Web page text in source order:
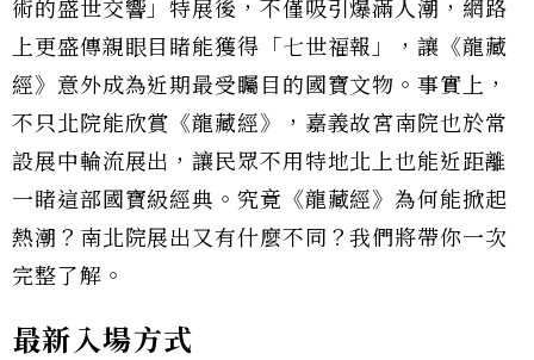
術的盛世交響」特展後，不僅吸引爆滿人潮，網路
上更盛傳親眼目睹能獲得「七世福報」，讓《龍藏
經》意外成為近期最受矚目的國寶文物。事實上，
不只北院能欣賞《龍藏經》，嘉義故宮南院也於常
設展中輪流展出，讓民眾不用特地北上也能近距離
一睹這部國寶級經典。究竟《龍藏經》為何能掀起
熱潮？南北院展出又有什麼不同？我們將帶你一次
完整了解。
最新入場方式